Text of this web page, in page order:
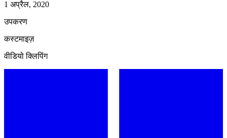
1 अप्रैल, 2020
उपकरण
कस्टमाइज़
वीडियो क्लिपिंग